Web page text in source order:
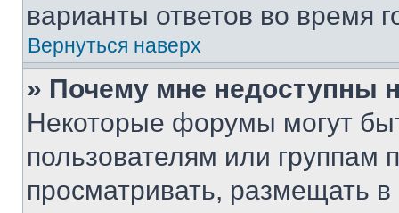
варианты ответов во время
Вернуться наверх
» Почему мне недоступны
Некоторые форумы могут
пользователям или группам
просматривать, размещать